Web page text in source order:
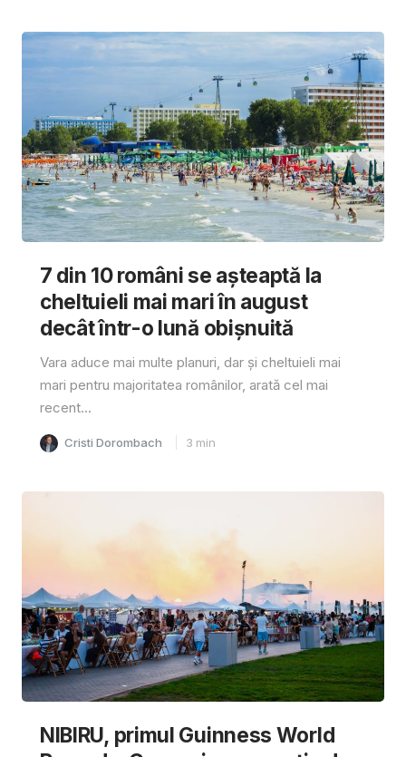
7 din 10 români se așteaptă la
cheltuieli mai mari în august
decât într-o lună obișnuită
Vara aduce mai multe planuri, dar și cheltuieli mai
mari pentru majoritatea românilor, arată cel mai
recent...
Cristi Dorombach 3 min
NIBIRU, primul Guinness World